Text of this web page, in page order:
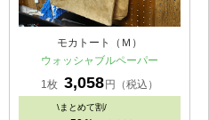
モカトート（Ｍ）
ウォッシャブルペーパー
1枚 3,058円（税込）
\まとめて割/